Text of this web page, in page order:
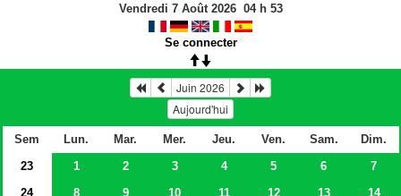
Vendredi 7 Août 2026 04h 53
Se connecter
Juin 2026
Aujourd'hui
Sem Lun. Mar. Mer. Jeu. Ven. Sam.
Dim.
23
1 2 3 4 5 6
7
24
8 9 10 11 12 13
14